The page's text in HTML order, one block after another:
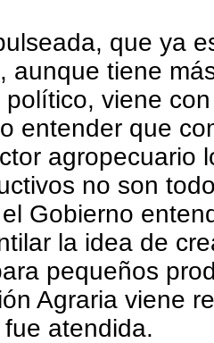
que ya
aunque tiene
viene
entender que
agropecuario
no son
Gobierno
la idea de
pequeños
Agraria viene
atendida.